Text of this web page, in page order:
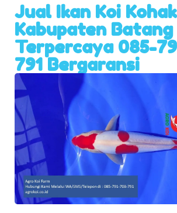
Jual Ikan Koi
Kabupaten Batang
Terpercaya 085-
791 Bergaransi